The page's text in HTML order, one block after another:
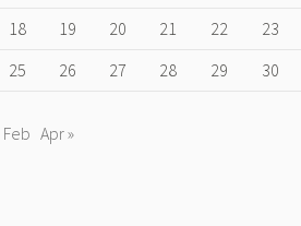
18
19 20 21 22 23
25
26 27 28 29 30
Feb Apr »